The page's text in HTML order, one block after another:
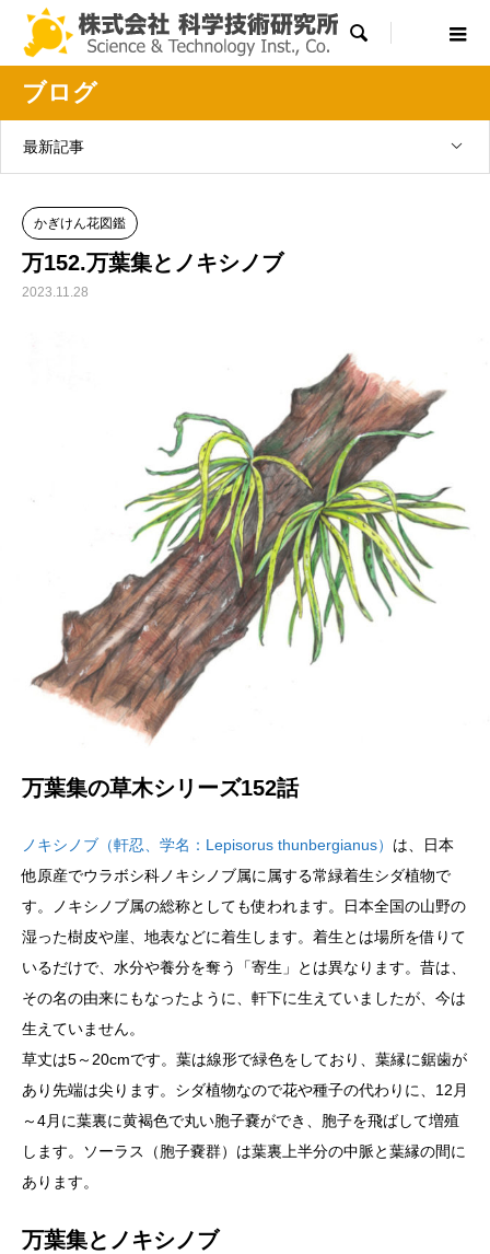

ブログ
最新記事
かぎけん花図鑑
万152.万葉集とノキシノブ
2023.11.28
万葉集の草木シリーズ152話
ノキシノブ（軒忍、学名：Lepisorus thunbergianus） は、日本
他原産でウラボシ科ノキシノブ属に属する常緑着生シダ植物で
す。ノキシノブ属の総称としても使われます。日本全国の山野の
湿った樹皮や崖、地表などに着生します。着生とは場所を借りて
いるだけで、水分や養分を奪う「寄生」とは異なります。昔は、
その名の由来にもなったように、軒下に生えていましたが、今は
生えていません。
草丈は5～20cmです。葉は線形で緑色をしており、葉縁に鋸歯が
あり先端は尖ります。シダ植物なので花や種子の代わりに、12月
～4月に葉裏に黄褐色で丸い胞子嚢ができ、胞子を飛ばして増殖
します。ソーラス（胞子嚢群）は葉裏上半分の中脈と葉縁の間に
あります。
万葉集とノキシノブ